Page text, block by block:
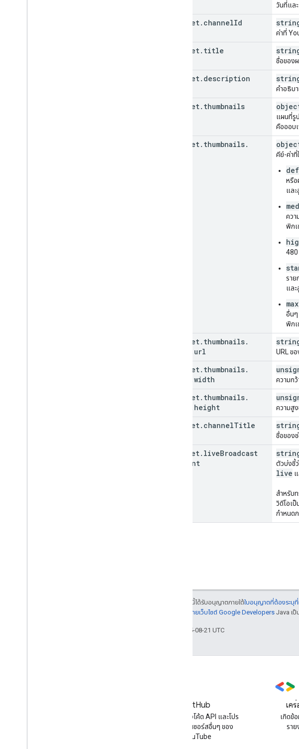
วันที่แล
snippet. channelId
ค่าที่
snippet. title
ชื่อของ
snippet. description
คําอธิบ
snippet. thumbnails
แผนที่รู
คือออบ
snippet. thumbnails.
คีย์-ค่าที่
หรือ
และ
ควา
พิกเ
480
ราย
แล
อื่นๆ
พิกเ
snippet. thumbnails.
url URL ข
snippet. thumbnails.
width ความก
snippet. thumbnails.
height ความสู
snippet. channelTitle
ชื่อของ
snippet. liveBroadcast
Content
ตัวบ่งชี้
live
สำหรับ
วิดีโอเ
กำหนด
เนื้อหาของหน้าเว็บนี้ได้รับอนุญาตภายใต้ใบอนุญาตที่ต้องระบุ
นโยบายเว็บไซต์ Google Developers Java เป็
อัปเดตล่าสุด 2025-08-21 UTC
GitHub
ค้นหาตัวอย่างโค้ด API และโปร
เจ็กต์โอเพนซอร์สอื่นๆ ของ
YouTube
เค
เกิดข้
ราย